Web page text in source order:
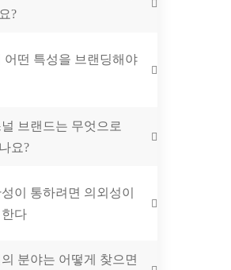
?
어떤 특성을 브랜딩해야
브랜드는 무엇으로
요?
이 통하려면 의외성이
다
분야는 어떻게 찾으면